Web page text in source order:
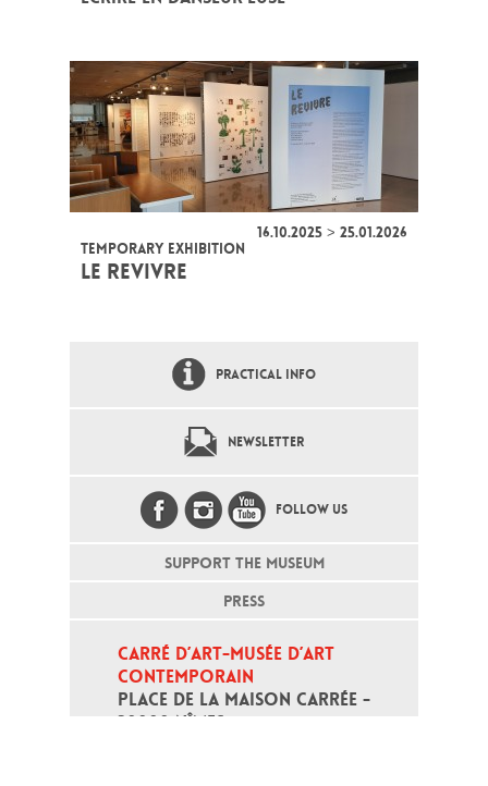
16.10.2025 > 25.01.2026
TEMPORARY EXHIBITION
LE REVIVRE
PRACTICAL INFO
NEWSLETTER
FOLLOW US
SUPPORT THE MUSEUM
PRESS
CARRÉ D’ART-MUSÉE D’ART
CONTEMPORAIN
PLACE DE LA MAISON CARRÉE -
30000 NÎMES